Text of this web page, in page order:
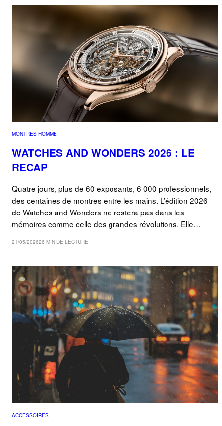
MONTRES HOMME
WATCHES AND WONDERS 2026 : LE
RECAP
Quatre jours, plus de 60 exposants, 6 000 professionnels,
des centaines de montres entre les mains. L’édition 2026
de Watches and Wonders ne restera pas dans les
mémoires comme celle des grandes révolutions. Elle…
21/05/202626 MIN DE LECTURE
ACCESSOIRES